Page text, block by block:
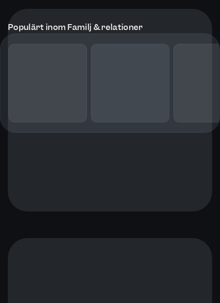
Populärt inom Familj & relationer